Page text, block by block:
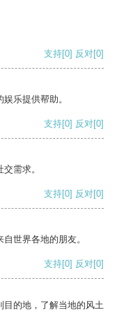
支持[0] 反对[0]
乐提供帮助。
支持[0] 反对[0]
需求。
支持[0] 反对[0]
世界各地的朋友。
支持[0] 反对[0]
目的地，了解当地的风土